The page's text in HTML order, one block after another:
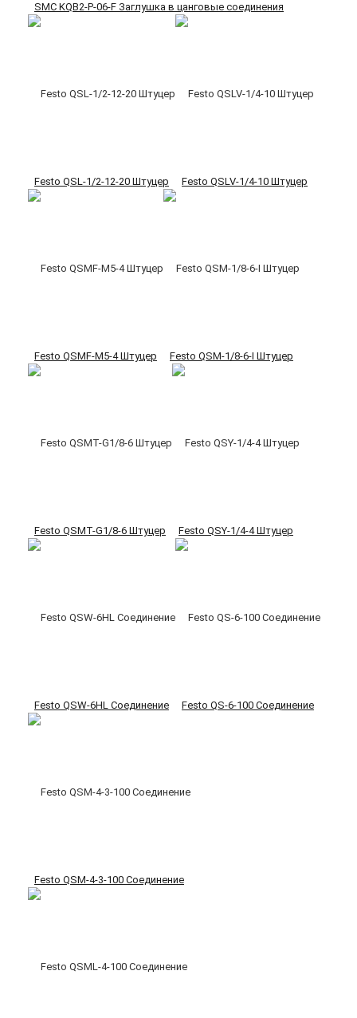
SMC KQB2-P-06-F Заглушка в цанговые соединения
Festo QSL-1/2-12-20 Штуцер Festo QSLV-1/4-10 Штуцер
Festo QSMF-M5-4 Штуцер Festo QSM-1/8-6-I Штуцер
Festo QSMT-G1/8-6 Штуцер Festo QSY-1/4-4 Штуцер
Festo QSW-6HL Соединение Festo QS-6-100 Соединение
Festo QSM-4-3-100 Соединение